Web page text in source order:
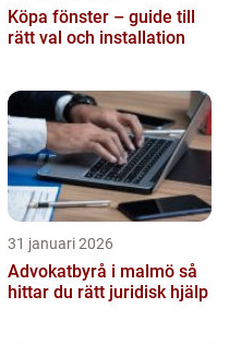
Köpa fönster – guide till
rätt val och installation
31 januari 2026
Advokatbyrå i malmö så
hittar du rätt juridisk hjälp